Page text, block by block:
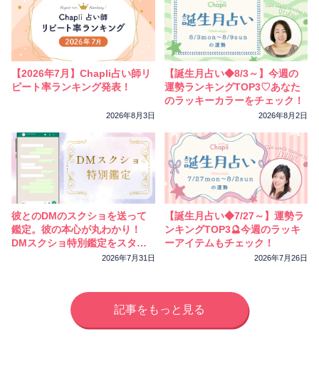
【2026年7月】Chapli占い師リ
ピート率ランキング発表！
2026年8月3日
【誕生月占い◆8/3～】今週の
運勢ランキングTOP3♡あなた
のラッキーカラーをチェック！
2026年8月2日
彼とのDMのスクショを送って
鑑定。彼の本心が丸わかり！
DMスクショ特別鑑定をスター
2026年7月31日
【誕生月占い◆7/27～】運勢ラ
ンキングTOP3🔮今週のラッキ
ーアイテムもチェック！
2026年7月26日
記事をもっと見る